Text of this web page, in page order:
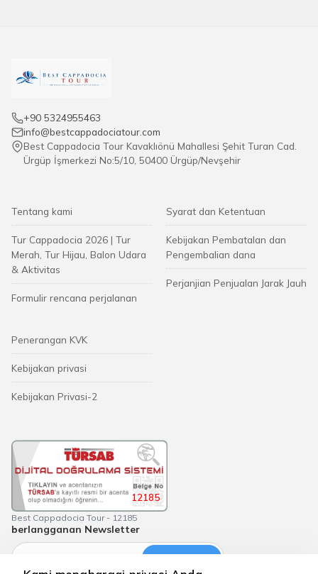
+90 5324955463
info@bestcappadociatour.com
Best Cappadocia Tour Kavaklıönü Mahallesi Şehit Turan Cad.
Ürgüp İşmerkezi No:5/10, 50400 Ürgüp/Nevşehir
Tentang kami
Tur Cappadocia 2026 | Tur
Merah, Tur Hijau, Balon Udara
& Aktivitas
Formulir rencana perjalanan
Syarat dan Ketentuan
Kebijakan Pembatalan dan
Pengembalian dana
Perjanjian Penjualan Jarak Jauh
Penerangan KVK
Kebijakan privasi
Kebijakan Privasi-2
12185
Best Cappadocia Tour - 12185
berlangganan Newsletter
Langganan